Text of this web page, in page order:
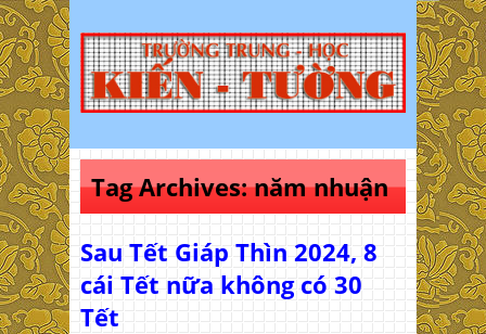
Tag Archives:năm nhuận
Sau Tết Giáp Thìn 2024, 8
cái Tết nữa không có 30
Tết